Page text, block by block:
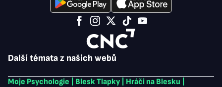
Další témata z našich webů
Moje Psychologie Blesk Tlapky Hráči na Blesku